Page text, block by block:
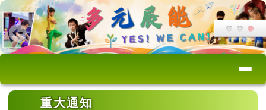
跳至主內容區
桃園市永順國小
導覽列
上中區域內容
重大通知
頁尾區域